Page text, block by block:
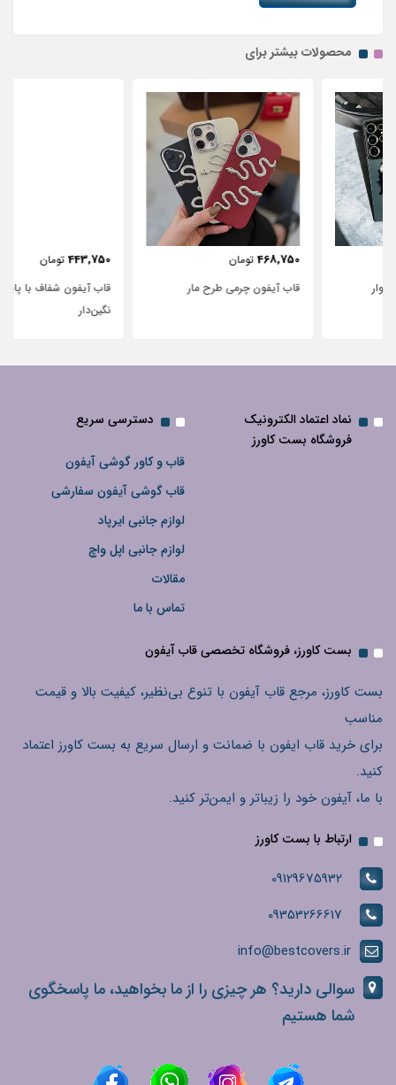
محصولات بیشتر برای
تومان
قاب آیفون چرمی طرح مار
تومان
قاب آیفون شفاف با پاپیون سفید و
نماد اعتماد الکترونیک
فروشگاه بست کاورز
دسترسی سریع
قاب و کاور گوشی آیفون
قاب گوشی آیفون سفارشی
لوازم جانبی ایرپاد
لوازم جانبی اپل واچ
مقالات
تماس با ما
بست کاورز، فروشگاه تخصصی قاب آیفون
بست کاورز، مرجع قاب آیفون با تنوع بی‌نظیر، کیفیت بالا و قیمت
مناسب
برای خرید قاب ایفون با ضمانت و ارسال سریع به بست کاورز اعتماد
کنید.
با ما، آیفون خود را زیباتر و ایمن‌تر کنید.
ارتباط با بست کاورز
09129675932
09353266617
info@bestcovers.ir
سوالی دارید؟ هر چیزی را از ما بخواهید، ما پاسخگوی
شما هستیم